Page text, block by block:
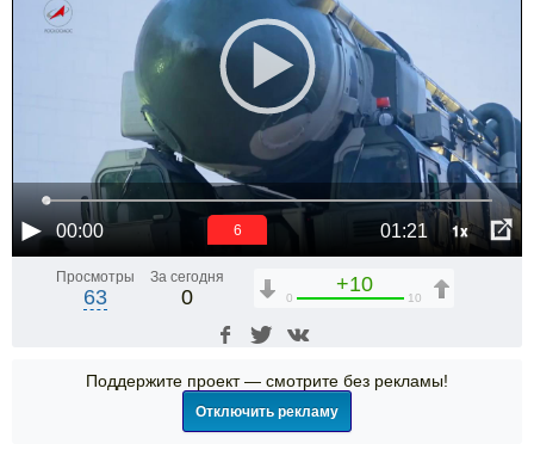
00:00 01:21 1x
6
Просмотры
63
За сегодня
0
+10
0 10
Поддержите проект — смотрите без рекламы!
Отключить рекламу